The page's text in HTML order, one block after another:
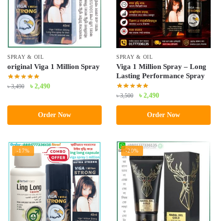
SPRAY & OIL
original Viga 1 Million Spray
৳3,490
Original
was:
৳ 3,490.
৳ 2,490Current
is:
৳ 2,490.
Order Now
SPRAY & OIL
Viga 1 Million Spray – Long
Lasting Performance Spray
৳3,500
Original
price
was:
৳ 3,500.
৳ 2,490Current
price
is:
৳ 2,490.
Order Now
-17% -20%